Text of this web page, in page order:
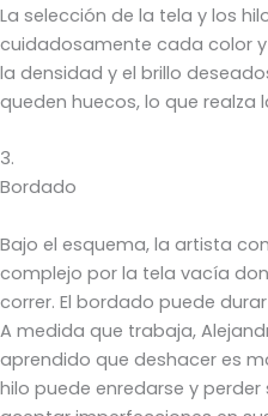
La selección de la tela y los
cuidadosamente cada color
la densidad y el brillo
queden huecos, lo que realza
3.
Bordado
Bajo el esquema, la artista
complejo por la tela vacía
correr. El bordado puede
A medida que trabaja,
aprendido que deshacer es
hilo puede enredarse y